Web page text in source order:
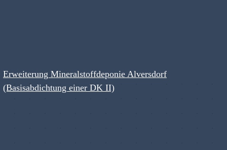
Erweiterung Mineralstoffdeponie Alversdorf
(Basisabdichtung einer DK II)